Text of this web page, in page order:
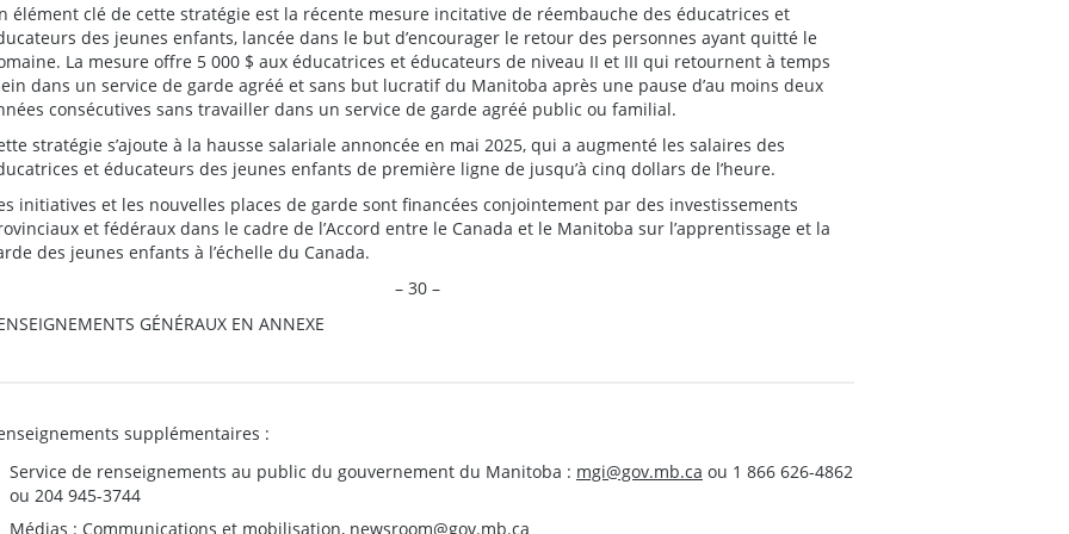
élément clé de cette stratégie est la récente mesure incitative de réembauche des éducatrices et
des jeunes enfants, lancée dans le but d’encourager le retour des personnes ayant quitté le
La mesure offre 5 000 $ aux éducatrices et éducateurs de niveau II et III qui retournent à temps
dans un service de garde agréé et sans but lucratif du Manitoba après une pause d’au moins deux
consécutives sans travailler dans un service de garde agréé public ou familial.
stratégie s’ajoute à la hausse salariale annoncée en mai 2025, qui a augmenté les salaires des
et éducateurs des jeunes enfants de première ligne de jusqu’à cinq dollars de l’heure.
initiatives et les nouvelles places de garde sont financées conjointement par des investissements
et fédéraux dans le cadre de l’Accord entre le Canada et le Manitoba sur l’apprentissage et la
des jeunes enfants à l’échelle du Canada.
– 30 –
GÉNÉRAUX EN ANNEXE
supplémentaires :
Service de renseignements au public du gouvernement du Manitoba : mgi@gov.mb.ca ou 1 866 626-4862
ou 204 945-3744
Médias : Communications et mobilisation, newsroom@gov.mb.ca